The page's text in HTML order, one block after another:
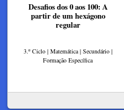
Desafios dos 0 aos 100: A
partir de um hexágono
regular
3.º Ciclo | Matemática | Secundário |
Formação Específica